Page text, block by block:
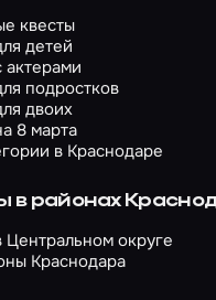
квесты
детей
актерами
подростков
двоих
8 марта
в Краснодаре
в районах
Центральном округе
Краснодара